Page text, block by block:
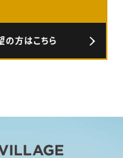
の方はこちら